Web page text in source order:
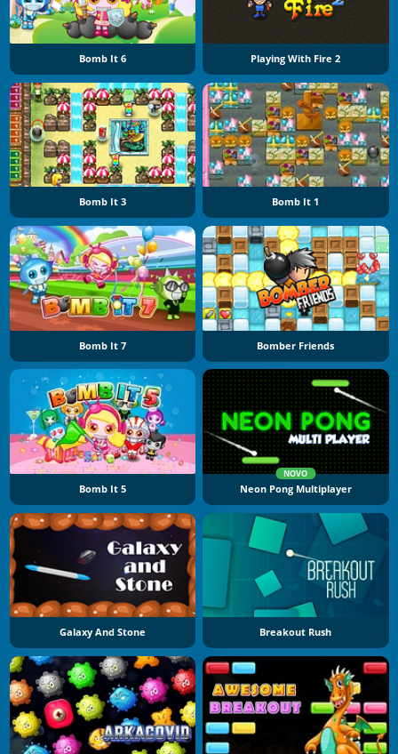
Bomb It 6 Playing With Fire 2
Bomb It 3 Bomb It 1
Bomb It 7 Bomber Friends
Bomb It 5
NOVO
Neon Pong Multiplayer
Galaxy And Stone Breakout Rush